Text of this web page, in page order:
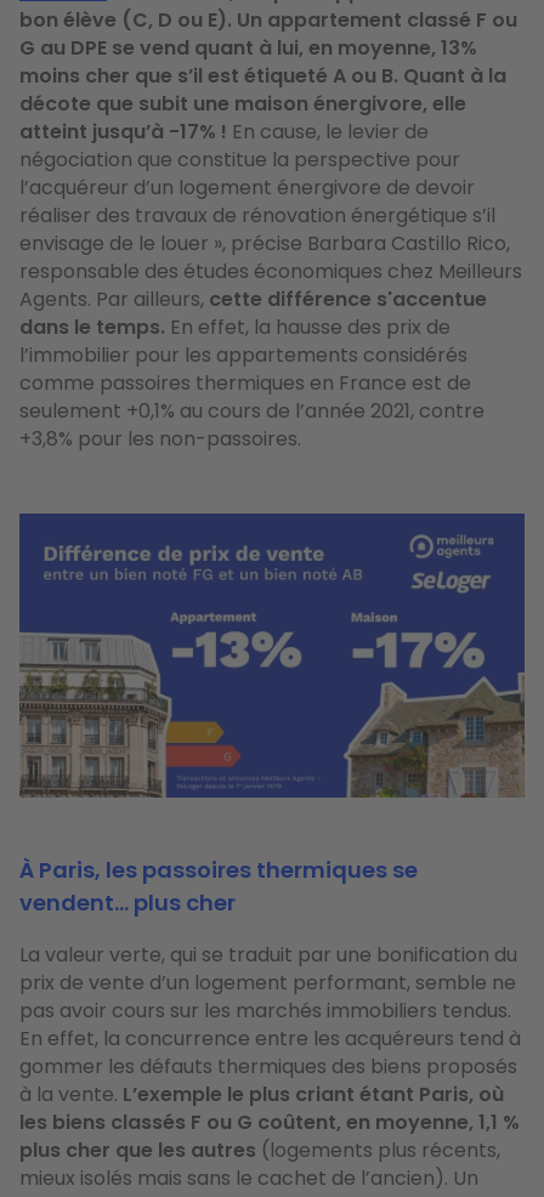
bon élève (C, D ou E). Un appartement classé F ou
G au DPE se vend quant à lui, en moyenne, 13%
moins cher que s’il est étiqueté A ou B. Quant à la
décote que subit une maison énergivore, elle
atteint jusqu’à -17% ! En cause, le levier de
négociation que constitue la perspective pour
l’acquéreur d’un logement énergivore de devoir
réaliser des travaux de rénovation énergétique s’il
envisage de le louer », précise Barbara Castillo Rico,
responsable des études économiques chez Meilleurs
Agents. Par ailleurs, cette différence s'accentue
dans le temps. En effet, la hausse des prix de
l’immobilier pour les appartements considérés
comme passoires thermiques en France est de
seulement +0,1% au cours de l’année 2021, contre
+3,8% pour les non-passoires.
À Paris, les passoires thermiques se
vendent... plus cher
La valeur verte, qui se traduit par une bonification du
prix de vente d’un logement performant, semble ne
pas avoir cours sur les marchés immobiliers tendus.
En effet, la concurrence entre les acquéreurs tend à
gommer les défauts thermiques des biens proposés
à la vente. L’exemple le plus criant étant Paris, où
les biens classés F ou G coûtent, en moyenne, 1,1 %
plus cher que les autres (logements plus récents,
mieux isolés mais sans le cachet de l’ancien). Un